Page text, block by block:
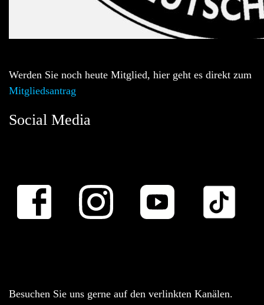
Werden Sie noch heute Mitglied, hier geht es direkt zum
Mitgliedsantrag
Social Media
Besuchen Sie uns gerne auf den verlinkten Kanälen.